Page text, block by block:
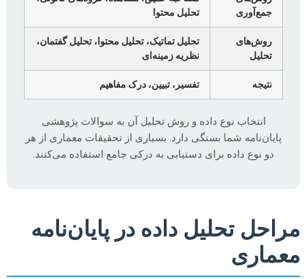
جمع‌آوری
تحلیل محتوا
روش‌های
تحلیل
تحلیل تماتیک، تحلیل محتوا، تحلیل گفتمان،
نظریه زمینه‌ای
نتیجه تفسیر، تبیین، درک مفاهیم
انتخاب نوع داده و روش تحلیل آن به سوالات پژوهشی
پایان‌نامه شما بستگی دارد. بسیاری از تحقیقات معماری از هر
دو نوع داده برای دستیابی به درکی جامع استفاده می‌کنند.
مراحل تحلیل داده در پایان‌نامه
معماری